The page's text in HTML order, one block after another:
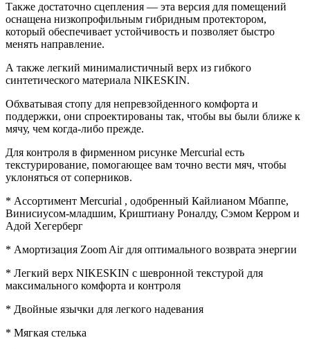
Также достаточно сцепления — эта версия для помещений
оснащена низкопрофильным гибридным протектором,
который обеспечивает устойчивость и позволяет быстро
менять направление.
А также легкий минималистичный верх из гибкого
синтетического материала NIKESKIN.
Обхватывая стопу для непревзойденного комфорта и
поддержки, они спроектированы так, чтобы вы были ближе к
мячу, чем когда-либо прежде.
Для контроля в фирменном рисунке Mercurial есть
текстурирование, помогающее вам точно вести мяч, чтобы
уклоняться от соперников.
* Ассортимент Mercurial , одобренный Кайлианом Мбаппе,
Винисиусом-младшим, Криштиану Роналду, Сэмом Керром и
Адой Хегерберг
* Амортизация Zoom Air для оптимального возврата энергии
* Легкий верх NIKESKIN с шевронной текстурой для
максимального комфорта и контроля
* Двойные язычки для легкого надевания
* Мягкая стелька